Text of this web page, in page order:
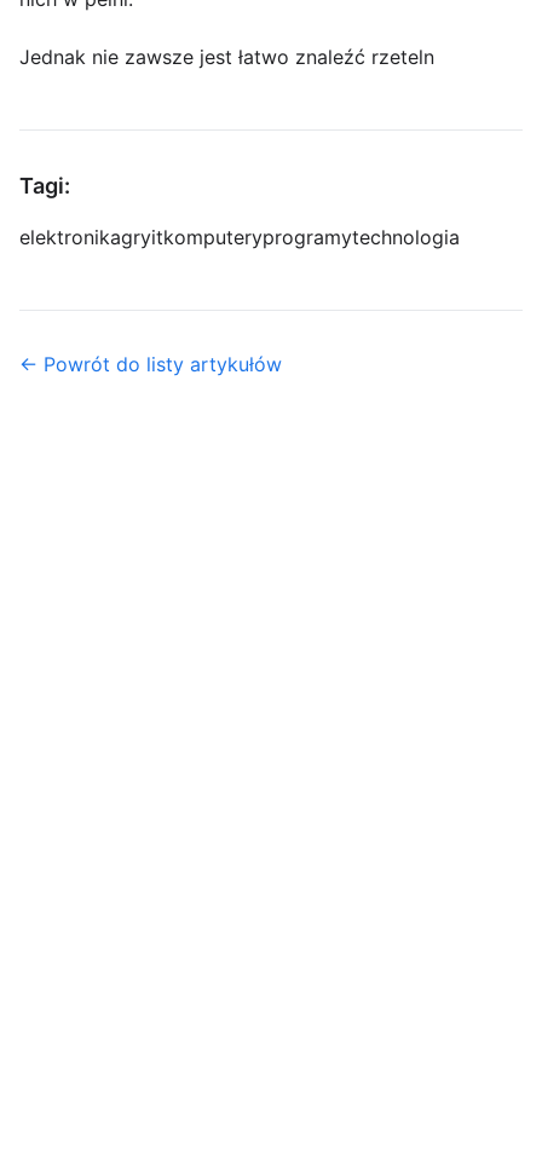
Jednak nie zawsze jest łatwo znaleźć rzeteln
Tagi:
elektronikagryitkomputeryprogramytechnologia
← Powrót do listy artykułów